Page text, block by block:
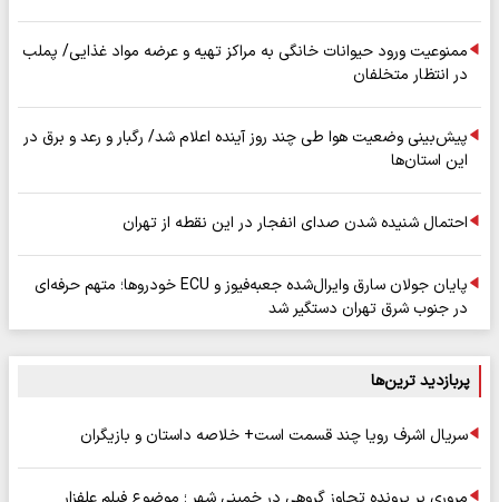
ممنوعیت ورود حیوانات خانگی به مراکز تهیه و عرضه مواد غذایی/ پملب
در انتظار متخلفان
پیش‌بینی وضعیت هوا طی چند روز آینده اعلام شد/ رگبار و رعد و برق در
این استان‌ها
احتمال شنیده شدن صدای انفجار در این نقطه از تهران
پایان جولان سارق وایرال‌شده جعبه‌فیوز و ECU خودروها؛ متهم حرفه‌ای
در جنوب شرق تهران دستگیر شد
پربازدید ترین‌ها
سریال اشرف رویا چند قسمت است+ خلاصه داستان و بازیگران